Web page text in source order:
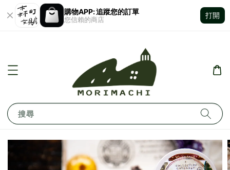
購物APP: 追蹤您的訂單
您信賴的商店
打開
搜尋